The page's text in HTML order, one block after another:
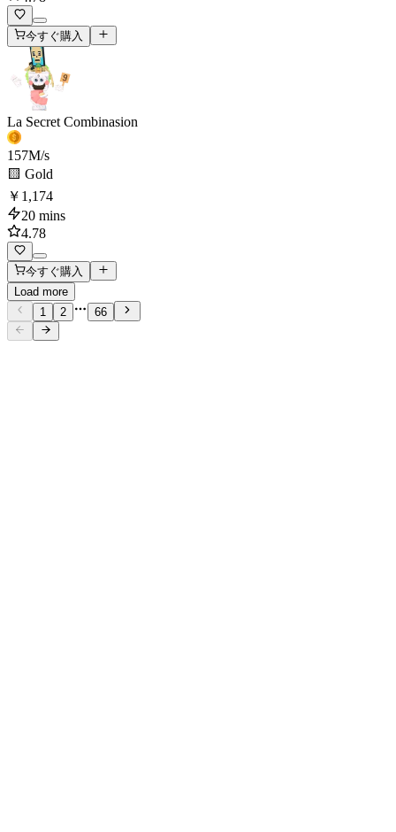
今すぐ購入
La Secret Combinasion
157M/s
🟨 Gold
￥1,174
20 mins
4.78
今すぐ購入
Load more
1
2 66